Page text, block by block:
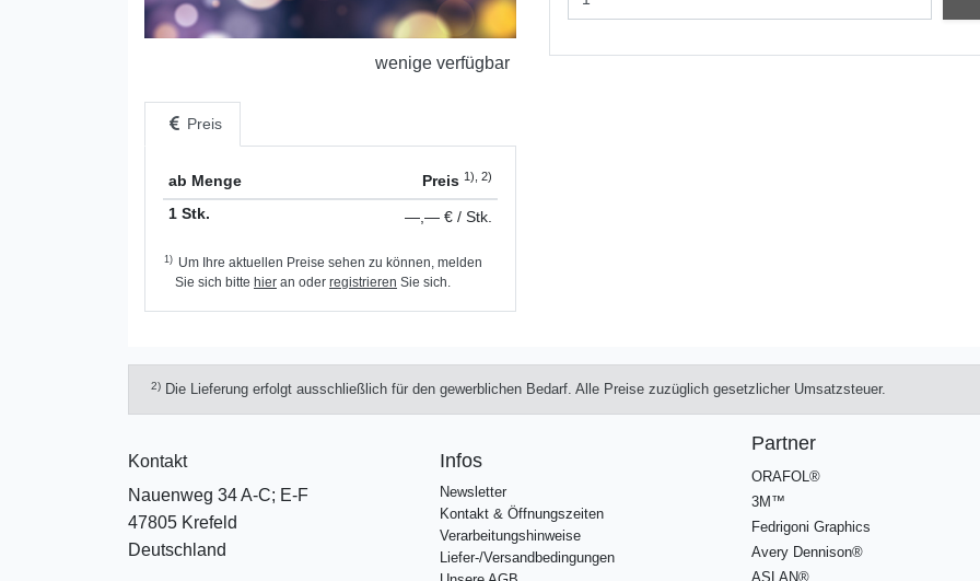
wenige verfügbar
Preis
ab Menge Preis1), 2)
1 Stk. —,— € / Stk.
1) Um Ihre aktuellen Preise sehen zu können, melden
Sie sich bitte hier an oder registrieren Sie sich.
2) Die Lieferung erfolgt ausschließlich für den gewerblichen Bedarf. Alle Preise zuzüglich gesetzlicher Umsatzsteuer.
Kontakt
Nauenweg 34 A-C; E-F
47805 Krefeld
Deutschland
Infos
Newsletter
Kontakt & Öffnungszeiten
Verarbeitungshinweise
Liefer-/Versandbedingungen
Partner
ORAFOL®
3M™
Fedrigoni Graphics
Avery Dennison®
ASLAN®